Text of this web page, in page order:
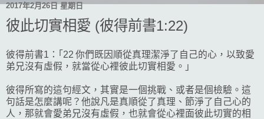
2017年2月26日 星期日
彼此切實相愛 (彼得前書1:22)
彼得前書1：｢22 你們既因順從真理潔淨了自己的心，以致愛
弟兄沒有虛假，就當從心裡彼此切實相愛。｣
彼得所寫的這句經文，其實是一個挑戰、或者是個檢驗。這
句話是怎麼講呢？他說凡是真順從了真理、節淨了自己心的
人，那就會愛弟兄沒有虛假，也就會從心裡面彼此切實的相